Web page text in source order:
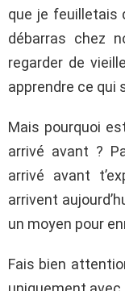
que je feuilletais
débarras chez
regarder de
apprendre ce qui
Mais pourquoi
arrivé avant ?
arrivé avant
arrivent
un moyen pour
Fais bien